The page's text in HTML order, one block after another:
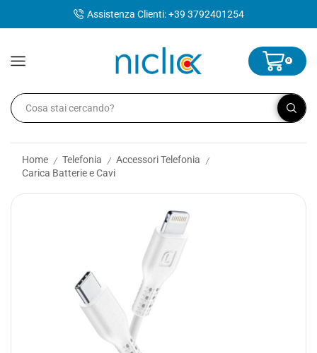
Assistenza Clienti: +39 3792401254
0
Home / Telefonia / Accessori Telefonia /
Carica Batterie e Cavi